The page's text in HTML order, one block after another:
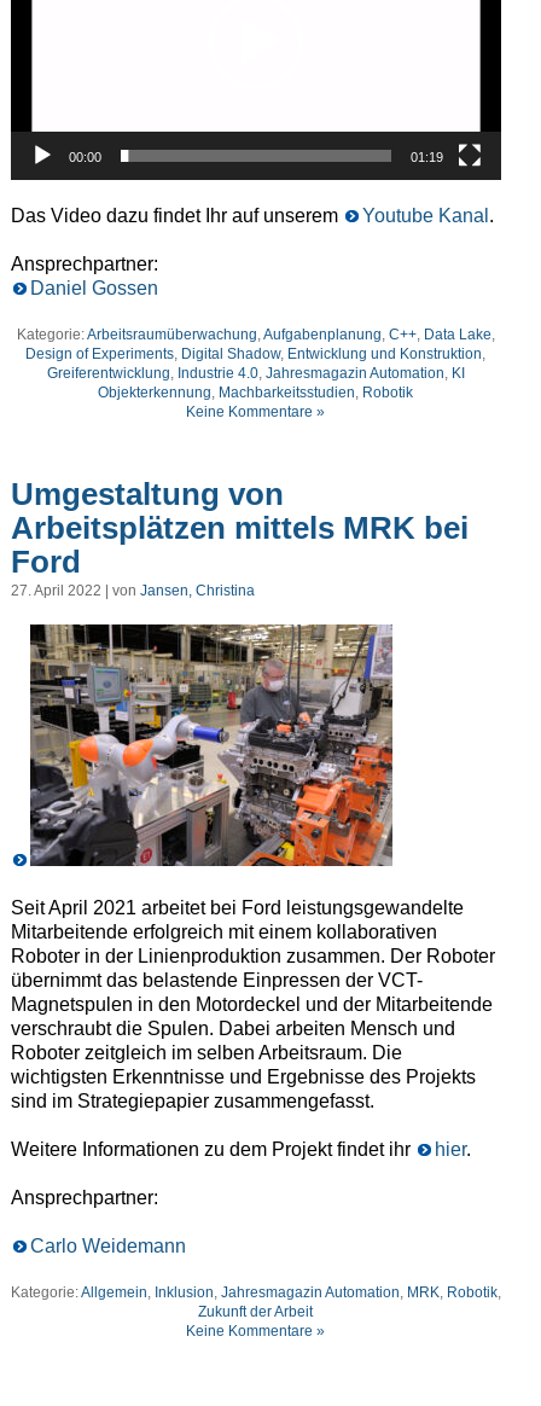
00:00 01:19
Das Video dazu findet Ihr auf unserem Youtube Kanal .
Ansprechpartner:
Daniel Gossen
Kategorie:Arbeitsraumüberwachung,Aufgabenplanung, C++, Data Lake,
Design of Experiments, Digital Shadow, Entwicklung und Konstruktion,
Greiferentwicklung, Industrie 4.0, Jahresmagazin Automation, KI
Objekterkennung, Machbarkeitsstudien, Robotik
Keine Kommentare »
Umgestaltung von
Arbeitsplätzen mittels MRK bei
Ford
27. April 2022 | von Jansen, Christina
Seit April 2021 arbeitet bei Ford leistungsgewandelte
Mitarbeitende erfolgreich mit einem kollaborativen
Roboter in der Linienproduktion zusammen. Der Roboter
übernimmt das belastende Einpressen der VCT-
Magnetspulen in den Motordeckel und der Mitarbeitende
verschraubt die Spulen. Dabei arbeiten Mensch und
Roboter zeitgleich im selben Arbeitsraum. Die
wichtigsten Erkenntnisse und Ergebnisse des Projekts
sind im Strategiepapier zusammengefasst.
Weitere Informationen zu dem Projekt findet ihr hier.
Ansprechpartner:
Carlo Weidemann
Kategorie:Allgemein, Inklusion, Jahresmagazin Automation, MRK, Robotik,
Zukunft der Arbeit
Keine Kommentare »